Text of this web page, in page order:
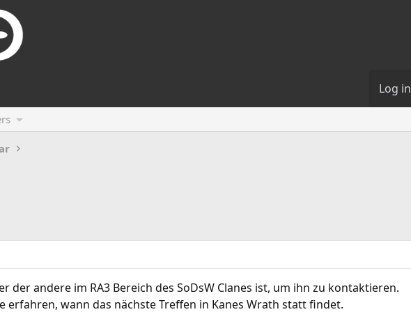
Log in
der andere im RA3 Bereich des SoDsW Clanes ist, um ihn zu kontaktieren.
erfahren, wann das nächste Treffen in Kanes Wrath statt findet.